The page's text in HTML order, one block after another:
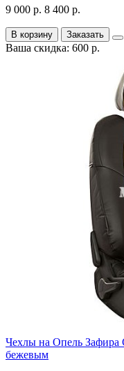
9 000 р. 8 400 р.
В корзину Заказать
Ваша скидка: 600 р.
Чехлы на Опель Зафира
бежевым